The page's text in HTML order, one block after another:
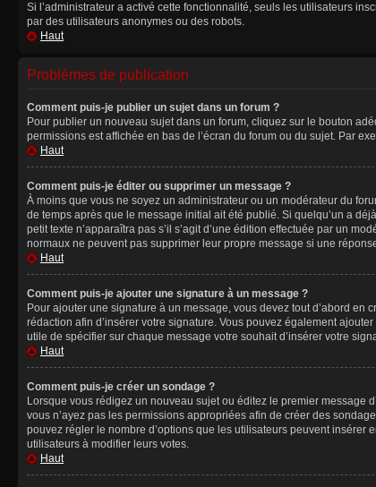
Si l’administrateur a activé cette fonctionnalité, seuls les utilisateurs
par des utilisateurs anonymes ou des robots.
Haut
Problèmes de publication
Comment puis-je publier un sujet dans un forum ?
Pour publier un nouveau sujet dans un forum, cliquez sur le bouton
permissions est affichée en bas de l’écran du forum ou du sujet. Par
Haut
Comment puis-je éditer ou supprimer un message ?
À moins que vous ne soyez un administrateur ou un modérateur du
de temps après que le message initial ait été publié. Si quelqu’un a
petit texte n’apparaîtra pas s’il s’agit d’une édition effectuée par un
normaux ne peuvent pas supprimer leur propre message si une
Haut
Comment puis-je ajouter une signature à un message ?
Pour ajouter une signature à un message, vous devez tout d’abord en
rédaction afin d’insérer votre signature. Vous pouvez également
utile de spécifier sur chaque message votre souhait d’insérer votre
Haut
Comment puis-je créer un sondage ?
Lorsque vous rédigez un nouveau sujet ou éditez le premier message
vous n’ayez pas les permissions appropriées afin de créer des
pouvez régler le nombre d’options que les utilisateurs peuvent insérer
utilisateurs à modifier leurs votes.
Haut